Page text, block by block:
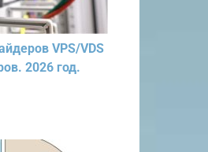
VPS/VDS
2026 год.